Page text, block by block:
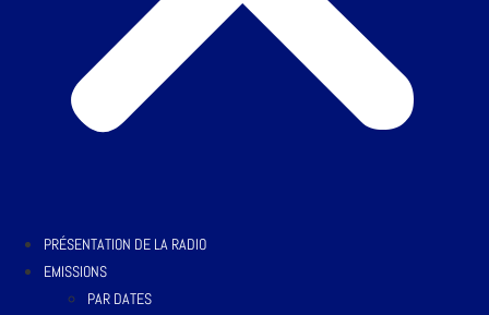
PRÉSENTATION DE LA RADIO
EMISSIONS
PAR DATES